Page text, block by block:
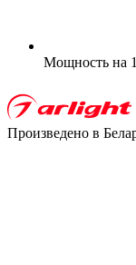
Мощность на
Произведено в